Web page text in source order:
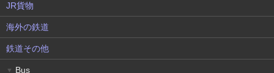
JR貨物
海外の鉄道
鉄道その他
▼ Bus